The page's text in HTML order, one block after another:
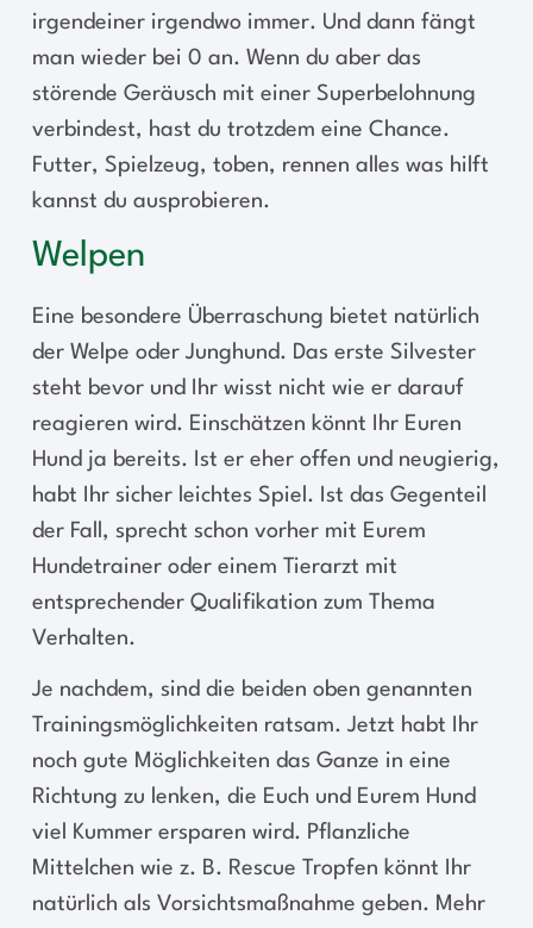
irgendeiner irgendwo immer. Und dann fängt
man wieder bei 0 an. Wenn du aber das
störende Geräusch mit einer Superbelohnung
verbindest, hast du trotzdem eine Chance.
Futter, Spielzeug, toben, rennen alles was hilft
kannst du ausprobieren.
Welpen
Eine besondere Überraschung bietet natürlich
der Welpe oder Junghund. Das erste Silvester
steht bevor und Ihr wisst nicht wie er darauf
reagieren wird. Einschätzen könnt Ihr Euren
Hund ja bereits. Ist er eher offen und neugierig,
habt Ihr sicher leichtes Spiel. Ist das Gegenteil
der Fall, sprecht schon vorher mit Eurem
Hundetrainer oder einem Tierarzt mit
entsprechender Qualifikation zum Thema
Verhalten.
Je nachdem, sind die beiden oben genannten
Trainingsmöglichkeiten ratsam. Jetzt habt Ihr
noch gute Möglichkeiten das Ganze in eine
Richtung zu lenken, die Euch und Eurem Hund
viel Kummer ersparen wird. Pflanzliche
Mittelchen wie z. B. Rescue Tropfen könnt Ihr
natürlich als Vorsichtsmaßnahme geben. Mehr